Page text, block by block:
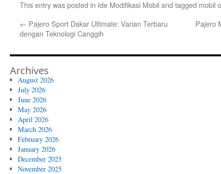
This entry was posted in Ide Modifikasi Mobil and tagged mobil
← Pajero Sport Dakar Ultimate: Varian Terbaru
dengan Teknologi Canggih
Pajero
Archives
August 2026
July 2026
June 2026
May 2026
April 2026
March 2026
February 2026
January 2026
December 2025
November 2025